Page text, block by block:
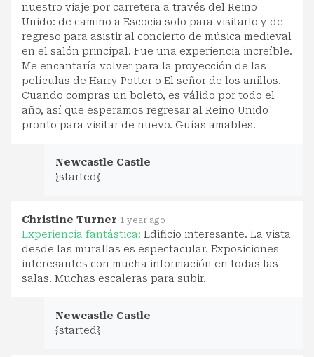
nuestro viaje por carretera a través del Reino
Unido: de camino a Escocia solo para visitarlo y de
regreso para asistir al concierto de música medieval
en el salón principal. Fue una experiencia increíble.
Me encantaría volver para la proyección de las
películas de Harry Potter o El señor de los anillos.
Cuando compras un boleto, es válido por todo el
año, así que esperamos regresar al Reino Unido
pronto para visitar de nuevo. Guías amables.
Newcastle Castle
{started}
Christine Turner 1 year ago
Experiencia fantástica: Edificio interesante. La vista
desde las murallas es espectacular. Exposiciones
interesantes con mucha información en todas las
salas. Muchas escaleras para subir.
Newcastle Castle
{started}